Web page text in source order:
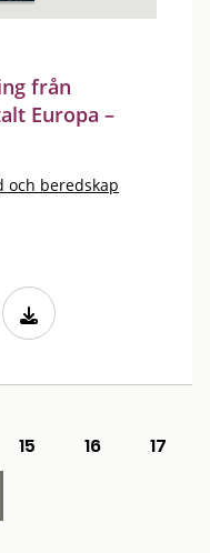
från
Europa –
och beredskap
15 16
17